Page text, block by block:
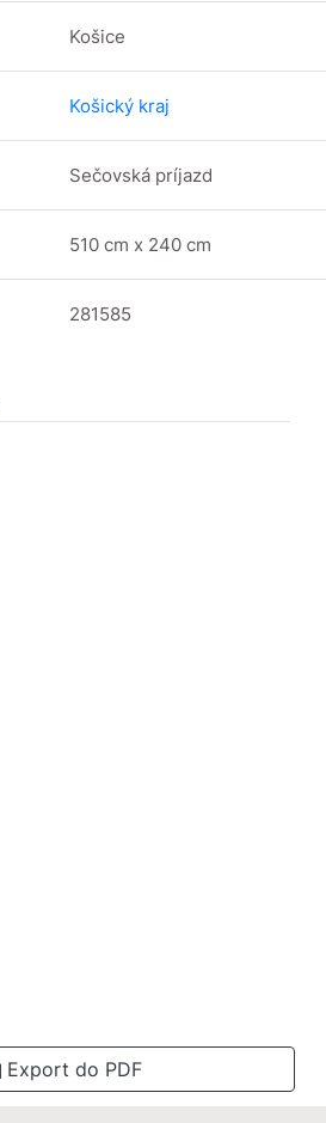
Košice
Košický kraj
Sečovská príjazd
510 cm x 240 cm
281585
Export do PDF